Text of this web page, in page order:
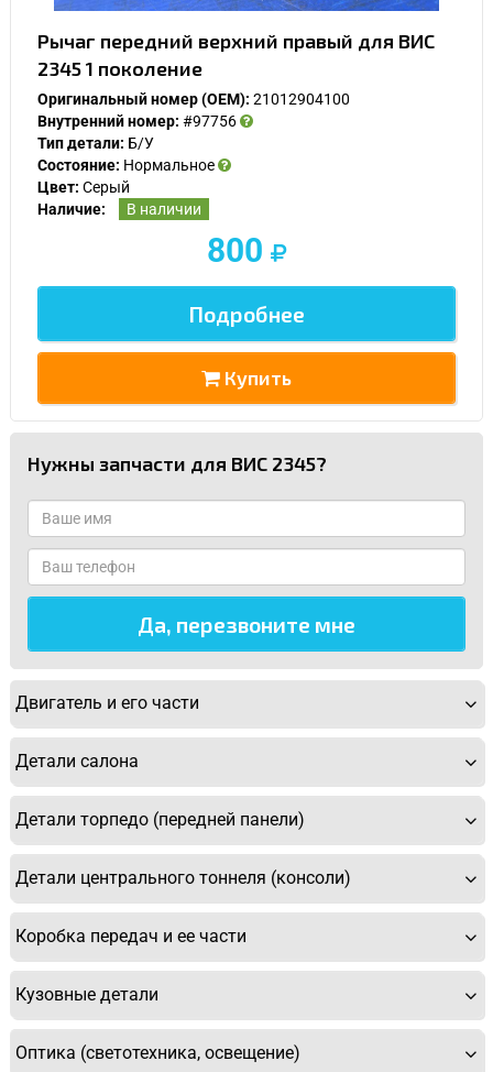
Рычаг передний верхний правый для ВИС
2345 1 поколение
Оригинальный номер (OEM): 21012904100
Внутренний номер: #97756
Тип детали: Б/У
Состояние: Нормальное
Цвет: Серый
Наличие:
В наличии
800
Подробнее
Купить
Нужны запчасти для ВИС 2345?
Двигатель и его части
Детали салона
Детали торпедо (передней панели)
Детали центрального тоннеля (консоли)
Коробка передач и ее части
Кузовные детали
Оптика (светотехника, освещение)